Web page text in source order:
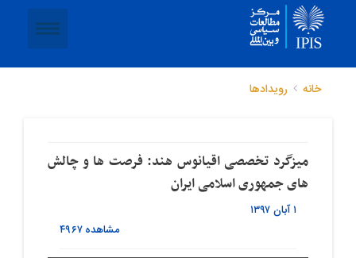
خانه رویدادها
میزگرد تخصصی اقیانوس هند: فرصت ها و چالش
های جمهوری اسلامی ایران
۱ آبان ۱۳۹۷
مشاهده۴۹۶۷